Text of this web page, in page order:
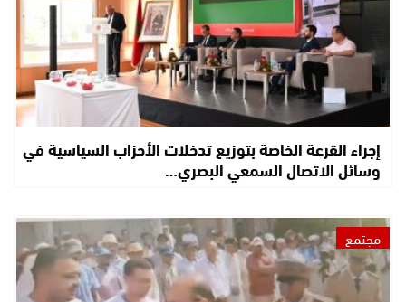
إجراء القرعة الخاصة بتوزيع تدخلات الأحزاب السياسية في
وسائل الاتصال السمعي البصري…
مجتمع